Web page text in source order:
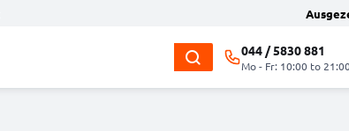
044 / 5830 881
Mo - Fr: 10:00 to 21:00